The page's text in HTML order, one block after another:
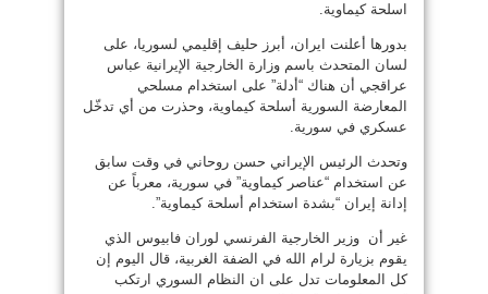
اسلحة كيماوية.
بدورها أعلنت ايران، أبرز حليف إقليمي لسوريا، على
لسان المتحدث باسم وزارة الخارجية الإيرانية عباس
عراقجي أن هناك “أدلة” على استخدام مسلحي
المعارضة السورية أسلحة كيماوية، وحذرت من أي تدخّل
عسكري في سورية.
وتحدث الرئيس الإيراني حسن روحاني في وقت سابق
عن استخدام “عناصر كيماوية” في سورية، معرباً عن
إدانة إيران “بشدة استخدام أسلحة كيماوية”.
غير أن وزير الخارجية الفرنسي لوران فابيوس الذي
يقوم بزيارة لرام الله في الضفة الغربية، قال اليوم إن
كل المعلومات تدل على ان النظام السوري ارتكب